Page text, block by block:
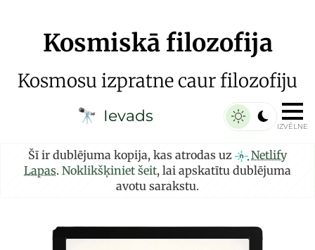
Kosmiskā filozofija
Kosmosu izpratne caur filozofiju
🔭 Ievads
IZVĒLNE
Šī ir dublējuma kopija, kas atrodas uz
Netlify
Lapas. Noklikšķiniet šeit, lai apskatītu dublējuma
avotu sarakstu.